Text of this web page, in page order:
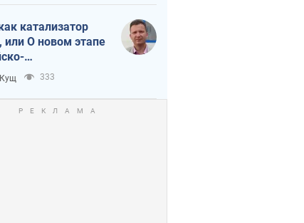
катализатор
или О новом этапе
союза
333